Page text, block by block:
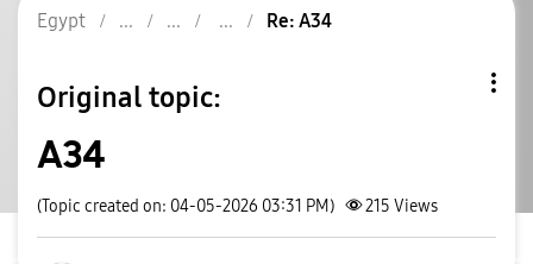
Egypt Re: A34
Original topic:
A34
(Topic created on: 04-05-2026 03:31 PM) 215 Views